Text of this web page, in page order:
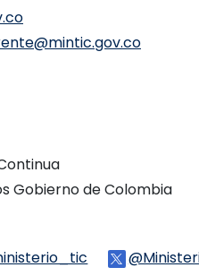
Gobierno de Colombia
Logo Tiktok